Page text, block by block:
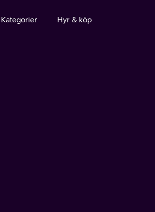
Kategorier Hyr & köp